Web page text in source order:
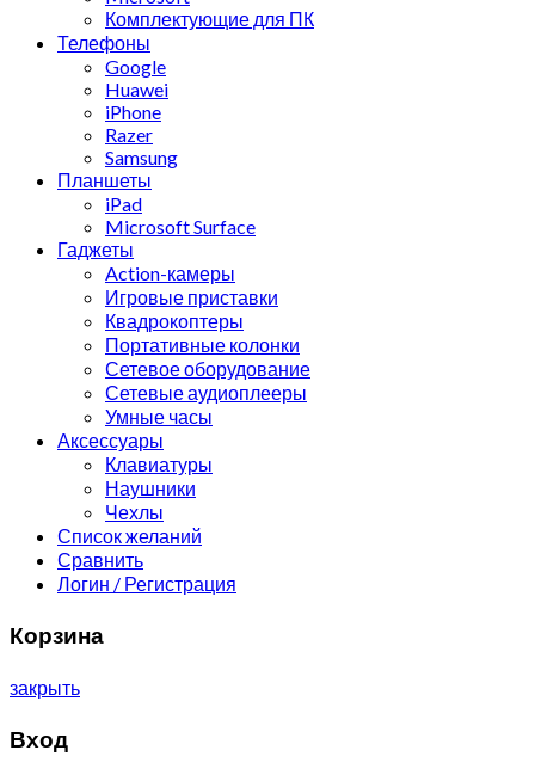
Комплектующие для ПК
Телефоны
Google
Huawei
iPhone
Razer
Samsung
Планшеты
iPad
Microsoft Surface
Гаджеты
Action-камеры
Игровые приставки
Квадрокоптеры
Портативные колонки
Сетевое оборудование
Сетевые аудиоплееры
Умные часы
Аксессуары
Клавиатуры
Наушники
Чехлы
Список желаний
Сравнить
Логин / Регистрация
Корзина
закрыть
Вход